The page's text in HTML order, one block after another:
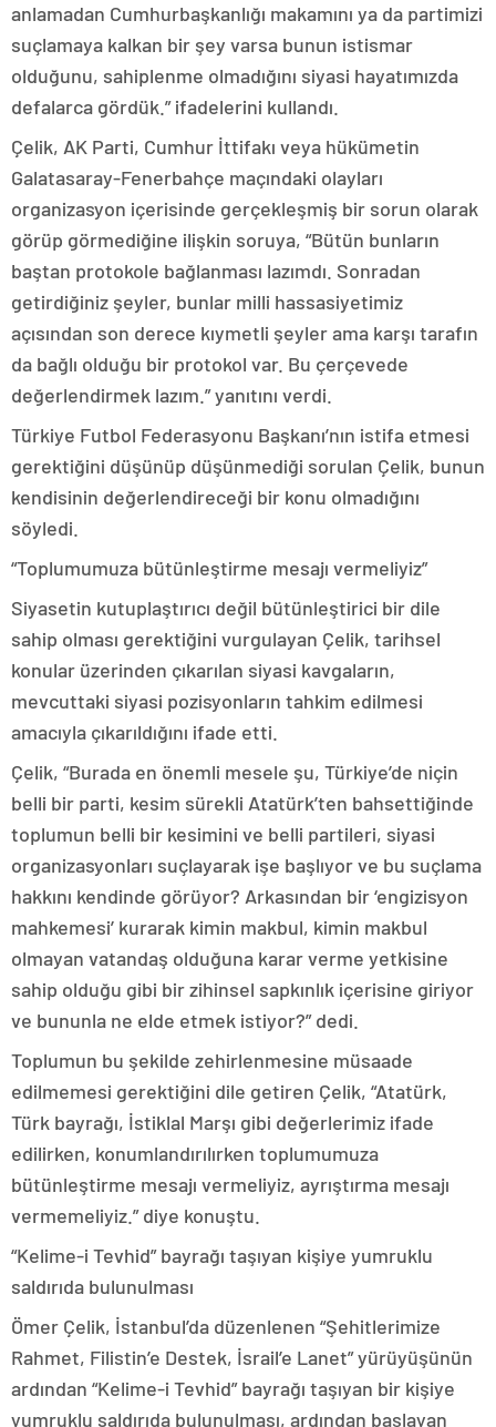
anlamadan Cumhurbaşkanlığı makamını ya da partimizi
suçlamaya kalkan bir şey varsa bunun istismar
olduğunu, sahiplenme olmadığını siyasi hayatımızda
defalarca gördük.” ifadelerini kullandı.
Çelik, AK Parti, Cumhur İttifakı veya hükümetin
Galatasaray-Fenerbahçe maçındaki olayları
organizasyon içerisinde gerçekleşmiş bir sorun olarak
görüp görmediğine ilişkin soruya, “Bütün bunların
baştan protokole bağlanması lazımdı. Sonradan
getirdiğiniz şeyler, bunlar milli hassasiyetimiz
açısından son derece kıymetli şeyler ama karşı tarafın
da bağlı olduğu bir protokol var. Bu çerçevede
değerlendirmek lazım.” yanıtını verdi.
Türkiye Futbol Federasyonu Başkanı’nın istifa etmesi
gerektiğini düşünüp düşünmediği sorulan Çelik, bunun
kendisinin değerlendireceği bir konu olmadığını
söyledi.
“Toplumumuza bütünleştirme mesajı vermeliyiz”
Siyasetin kutuplaştırıcı değil bütünleştirici bir dile
sahip olması gerektiğini vurgulayan Çelik, tarihsel
konular üzerinden çıkarılan siyasi kavgaların,
mevcuttaki siyasi pozisyonların tahkim edilmesi
amacıyla çıkarıldığını ifade etti.
Çelik, “Burada en önemli mesele şu, Türkiye’de niçin
belli bir parti, kesim sürekli Atatürk’ten bahsettiğinde
toplumun belli bir kesimini ve belli partileri, siyasi
organizasyonları suçlayarak işe başlıyor ve bu suçlama
hakkını kendinde görüyor? Arkasından bir ‘engizisyon
mahkemesi’ kurarak kimin makbul, kimin makbul
olmayan vatandaş olduğuna karar verme yetkisine
sahip olduğu gibi bir zihinsel sapkınlık içerisine giriyor
ve bununla ne elde etmek istiyor?” dedi.
Toplumun bu şekilde zehirlenmesine müsaade
edilmemesi gerektiğini dile getiren Çelik, “Atatürk,
Türk bayrağı, İstiklal Marşı gibi değerlerimiz ifade
edilirken, konumlandırılırken toplumumuza
bütünleştirme mesajı vermeliyiz, ayrıştırma mesajı
vermemeliyiz.” diye konuştu.
“Kelime-i Tevhid” bayrağı taşıyan kişiye yumruklu
saldırıda bulunulması
Ömer Çelik, İstanbul’da düzenlenen “Şehitlerimize
Rahmet, Filistin’e Destek, İsrail’e Lanet” yürüyüşünün
ardından “Kelime-i Tevhid” bayrağı taşıyan bir kişiye
yumruklu saldırıda bulunulması, ardından başlayan